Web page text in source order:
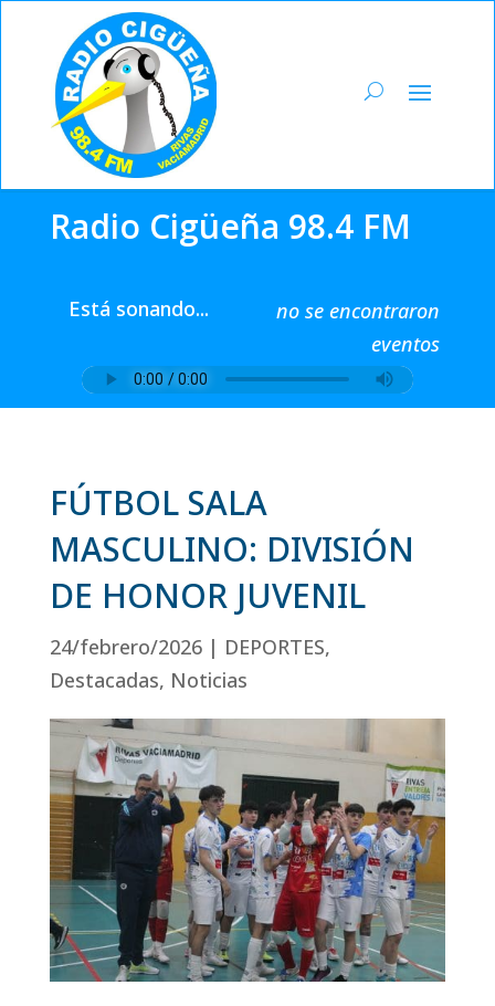
Radio Cigüeña 98.4 FM
Está sonando...
no se encontraron
eventos
FÚTBOL SALA
MASCULINO: DIVISIÓN
DE HONOR JUVENIL
24/febrero/2026| DEPORTES,
Destacadas, Noticias